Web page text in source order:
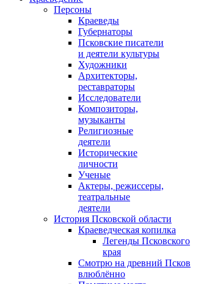
Персоны
Краеведы
Губернаторы
Псковские писатели
и деятели культуры
Художники
Архитекторы,
реставраторы
Исследователи
Композиторы,
музыканты
Религиозные
деятели
Исторические
личности
Ученые
Актеры, режиссеры,
театральные
деятели
История Псковской области
Краеведческая копилка
Легенды Псковского
края
Смотрю на древний Псков
влюблённо